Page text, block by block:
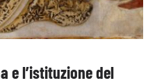
e l’istituzione del